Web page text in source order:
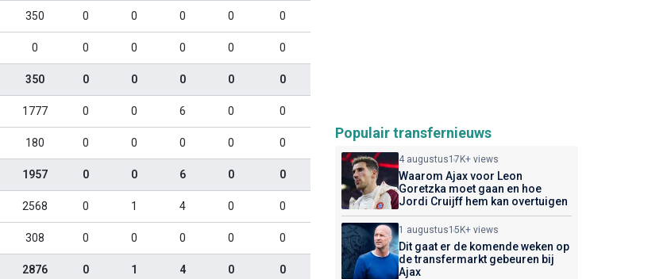
350 0 0 0 0 0
0 0 0 0 0 0
350 0 0 0 0 0
1777 0 0 6 0 0
180 0 0 0 0 0
1957 0 0 6 0 0
2568 0 1 4 0 0
308 0 0 0 0 0
2876 0 1 4 0 0
Populair transfernieuws
4 augustus17K+ views
Waarom Ajax voor Leon
Goretzka moet gaan en hoe
Jordi Cruijff hem kan overtuigen
1 augustus15K+ views
Dit gaat er de komende weken op
de transfermarkt gebeuren bij
Ajax